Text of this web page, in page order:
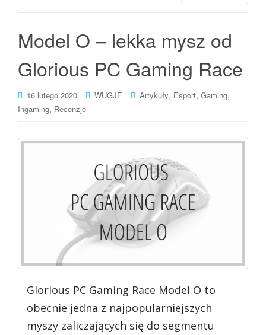
Model O – lekka mysz od
Glorious PC Gaming Race
16 lutego 2020 WUGJE Artykuły, Esport, Gaming,
Ingaming, Recenzje
Glorious PC Gaming Race Model O to
obecnie jedna z najpopularniejszych
myszy zaliczających się do segmentu